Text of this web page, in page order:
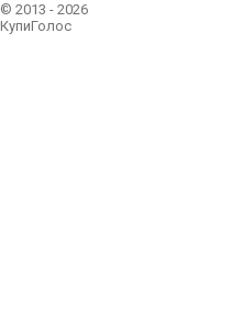
© 2013 - 2026
КупиГолос